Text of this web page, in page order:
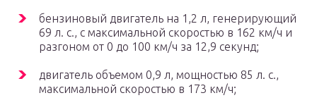
бензиновый двигатель на 1,2 л, генерирующий
69 л. с., с максимальной скоростью в 162 км/ч и
разгоном от 0 до 100 км/ч за 12,9 секунд;
двигатель объемом 0,9 л, мощностью 85 л. с.,
максимальной скоростью в 173 км/ч;